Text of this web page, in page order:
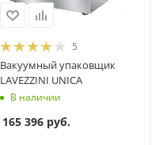
5
Вакуумный упаковщик
LAVEZZINI UNICA
В наличии
165 396 руб.